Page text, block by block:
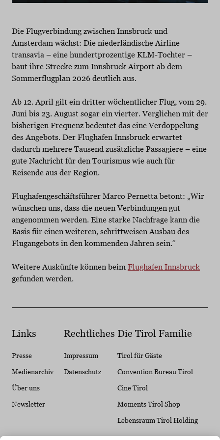
Die Flugverbindung zwischen Innsbruck und
Amsterdam wächst: Die niederländische Airline
transavia – eine hundertprozentige KLM-Tochter –
baut ihre Strecke zum Innsbruck Airport ab dem
Sommerflugplan 2026 deutlich aus.
Ab 12. April gilt ein dritter wöchentlicher Flug, vom 29.
Juni bis 23. August sogar ein vierter. Verglichen mit der
bisherigen Frequenz bedeutet das eine Verdoppelung
des Angebots. Der Flughafen Innsbruck erwartet
dadurch mehrere Tausend zusätzliche Passagiere – eine
gute Nachricht für den Tourismus wie auch für
Reisende aus der Region.
Flughafengeschäftsführer Marco Pernetta betont: „Wir
wünschen uns, dass die neuen Verbindungen gut
angenommen werden. Eine starke Nachfrage kann die
Basis für einen weiteren, schrittweisen Ausbau des
Flugangebots in den kommenden Jahren sein.“
Weitere Auskünfte können beim Flughafen Innsbruck
gefunden werden.
Links
Presse
Medienarchiv
Über uns
Newsletter
Rechtliches
Impressum
Datenschutz
Die Tirol Familie
Tirol für Gäste
Convention Bureau Tirol
Cine Tirol
Moments Tirol Shop
Lebensraum Tirol Holding